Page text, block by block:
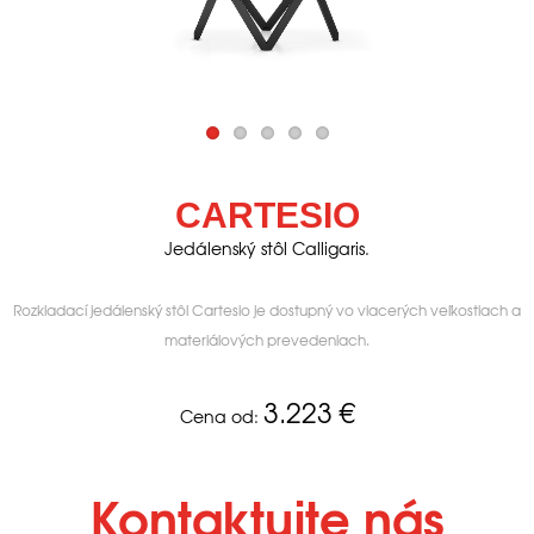
CARTESIO
Jedálenský stôl Calligaris.
Rozkladací jedálenský stôl Cartesio je dostupný vo viacerých veľkostiach a
materiálových prevedeniach.
Cena od: 3.223€
Kontaktujte nás